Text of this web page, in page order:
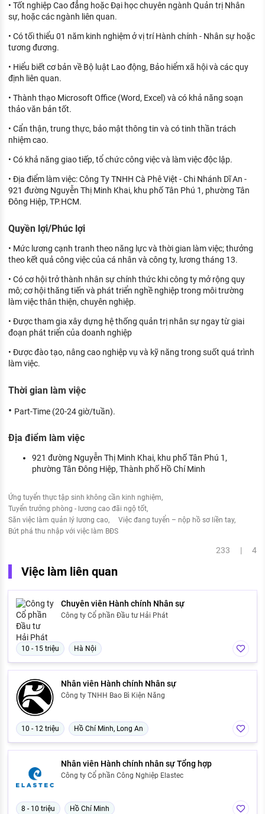
• Tốt nghiệp Cao đẳng hoặc Đại học chuyên ngành Quản trị Nhân
sự, hoặc các ngành liên quan.
• Có tối thiểu 01 năm kinh nghiệm ở vị trí Hành chính - Nhân sự hoặc
tương đương.
• Hiểu biết cơ bản về Bộ luật Lao động, Bảo hiểm xã hội và các quy
định liên quan.
• Thành thạo Microsoft Office (Word, Excel) và có khả năng soạn
thảo văn bản tốt.
• Cẩn thận, trung thực, bảo mật thông tin và có tinh thần trách
nhiệm cao.
• Có khả năng giao tiếp, tổ chức công việc và làm việc độc lập.
• Địa điểm làm việc: Công Ty TNHH Cà Phê Việt - Chi Nhánh Dĩ An -
921 đường Nguyễn Thị Minh Khai, khu phố Tân Phú 1, phường Tân
Đông Hiệp, TP.HCM.
Quyền lợi/Phúc lợi
• Mức lương cạnh tranh theo năng lực và thời gian làm việc; thưởng
theo kết quả công việc của cá nhân và công ty, lương tháng 13.
• Có cơ hội trở thành nhân sự chính thức khi công ty mở rộng quy
mô; cơ hội thăng tiến và phát triển nghề nghiệp trong môi trường
làm việc thân thiện, chuyên nghiệp.
• Được tham gia xây dựng hệ thống quản trị nhân sự ngay từ giai
đoạn phát triển của doanh nghiệp
• Được đào tạo, nâng cao nghiệp vụ và kỹ năng trong suốt quá trình
làm việc.
Thời gian làm việc
• Part-Time (20-24 giờ/tuần).
Địa điểm làm việc
921 đường Nguyễn Thị Minh Khai, khu phố Tân Phú 1,
phường Tân Đông Hiệp, Thành phố Hồ Chí Minh
Ứng tuyển thực tập sinh không cần kinh nghiệm
Tuyển trưởng phòng - lương cao đãi ngộ tốt
Săn việc làm quản lý lương cao
Việc đang tuyển – nộp hồ sơ liền tay
Bứt phá thu nhập với việc làm BĐS
233 | 4
Việc làm liên quan
Chuyên viên Hành chính Nhân sự
Công ty Cổ phần Đầu tư Hải Phát
10 - 15 triệu Hà Nội
Nhân viên Hành chính Nhân sự
Công ty TNHH Bao Bì Kiện Năng
10 - 12 triệu Hồ Chí Minh, Long An
Nhân viên Hành chính nhân sự Tổng hợp
Công ty Cổ phần Công Nghiệp Elastec
8 - 10 triệu Hồ Chí Minh